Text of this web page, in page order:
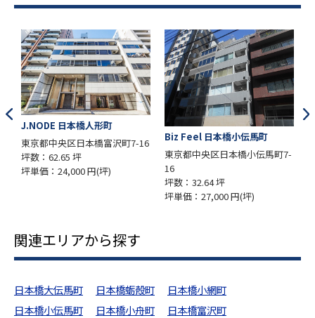
沢町7-16
Biz Feel 日本橋小伝馬町
東京都中央区日本橋小伝馬町7-
16
岡谷ビルディング
東京都中央区日本橋小伝
坪数：135.46 坪
坪単価：19,000 円(坪)
関連エリアから探す
日本橋大伝馬町 日本橋蛎殻町
日本橋小網町
日本橋小伝馬町
日本橋小舟町
日本橋富沢町